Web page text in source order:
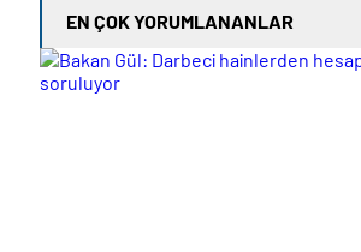
EN ÇOK YORUMLANANLAR